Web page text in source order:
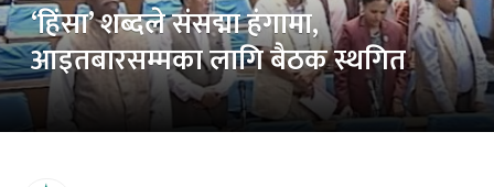
‘हिंसा’ शब्दले संसद्मा हंगामा,
आइतबारसम्मका लागि बैठक स्थगित